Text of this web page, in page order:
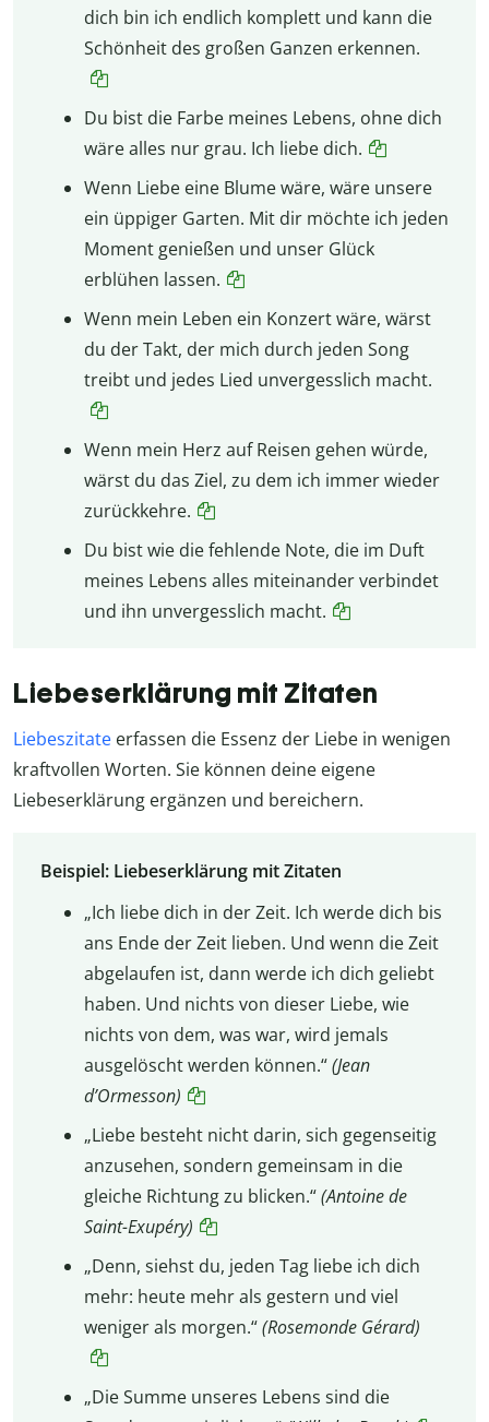
dich bin ich endlich komplett und kann die
Schönheit des großen Ganzen erkennen.
Du bist die Farbe meines Lebens, ohne dich
wäre alles nur grau. Ich liebe dich.
Wenn Liebe eine Blume wäre, wäre unsere
ein üppiger Garten. Mit dir möchte ich jeden
Moment genießen und unser Glück
erblühen lassen.
Wenn mein Leben ein Konzert wäre, wärst
du der Takt, der mich durch jeden Song
treibt und jedes Lied unvergesslich macht.
Wenn mein Herz auf Reisen gehen würde,
wärst du das Ziel, zu dem ich immer wieder
zurückkehre.
Du bist wie die fehlende Note, die im Duft
meines Lebens alles miteinander verbindet
und ihn unvergesslich macht.
Liebeserklärung mit Zitaten
Liebeszitate erfassen die Essenz der Liebe in wenigen
kraftvollen Worten. Sie können deine eigene
Liebeserklärung ergänzen und bereichern.
Beispiel: Liebeserklärung mit Zitaten
„Ich liebe dich in der Zeit. Ich werde dich bis
ans Ende der Zeit lieben. Und wenn die Zeit
abgelaufen ist, dann werde ich dich geliebt
haben. Und nichts von dieser Liebe, wie
nichts von dem, was war, wird jemals
ausgelöscht werden können.“(Jean
d’Ormesson)
„Liebe besteht nicht darin, sich gegenseitig
anzusehen, sondern gemeinsam in die
gleiche Richtung zu blicken.“(Antoine de
Saint-Exupéry)
„Denn, siehst du, jeden Tag liebe ich dich
mehr: heute mehr als gestern und viel
weniger als morgen.“(Rosemonde Gérard)
„Die Summe unseres Lebens sind die